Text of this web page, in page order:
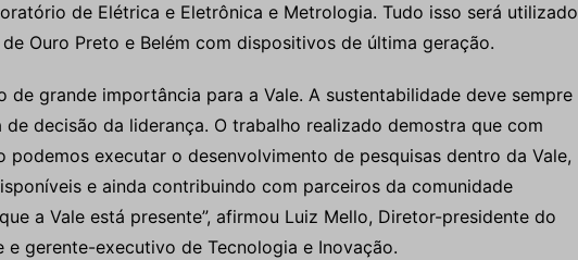
de Elétrica e Eletrônica e Metrologia. Tudo isso será utilizado
Ouro Preto e Belém com dispositivos de última geração.
de grande importância para a Vale. A sustentabilidade deve sempre
decisão da liderança. O trabalho realizado demostra que com
executar o desenvolvimento de pesquisas dentro da Vale,
e ainda contribuindo com parceiros da comunidade
a Vale está presente”, afirmou Luiz Mello, Diretor-presidente do
e gerente-executivo de Tecnologia e Inovação.